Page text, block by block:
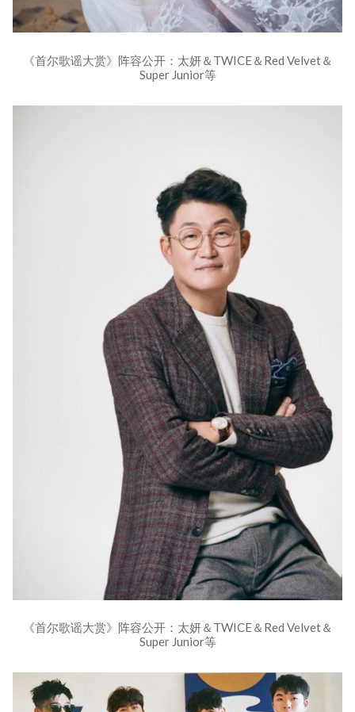
《首尔歌谣大赏》阵容公开：太妍＆TWICE＆Red Velvet＆
Super Junior等
《首尔歌谣大赏》阵容公开：太妍＆TWICE＆Red Velvet＆
Super Junior等